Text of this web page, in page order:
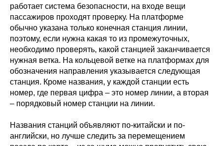
работает система безопасности, на входе вещи
пассажиров проходят проверку. На платформе
обычно указана только конечная станция линии,
поэтому, если нужна какая то из промежуточных,
необходимо проверять, какой станцией заканчивается
нужная ветка. На кольцевой ветке на платформах для
обозначения направления указывается следующая
станция. Кроме названия, у каждой станции есть
номер, где первая цифра – это номер линии, а вторая
– порядковый номер станции на линии.
Названия станций объявляют по-китайски и по-
английски, но лучше следить за перемещением